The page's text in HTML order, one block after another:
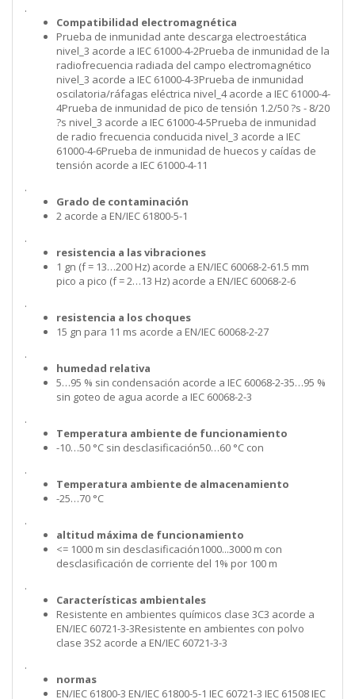
.
Compatibilidad electromagnética
Prueba de inmunidad ante descarga electroestática
nivel_3 acorde a IEC 61000-4-2Prueba de inmunidad de la
radiofrecuencia radiada del campo electromagnético
nivel_3 acorde a IEC 61000-4-3Prueba de inmunidad
oscilatoria/ráfagas eléctrica nivel_4 acorde a IEC 61000-4-
4Prueba de inmunidad de pico de tensión 1.2/50 ?s - 8/20
?s nivel_3 acorde a IEC 61000-4-5Prueba de inmunidad
de radio frecuencia conducida nivel_3 acorde a IEC
61000-4-6Prueba de inmunidad de huecos y caídas de
tensión acorde a IEC 61000-4-11
.
Grado de contaminación
2 acorde a EN/IEC 61800-5-1
.
resistencia a las vibraciones
1 gn (f = 13…200 Hz) acorde a EN/IEC 60068-2-61.5 mm
pico a pico (f = 2…13 Hz) acorde a EN/IEC 60068-2-6
.
resistencia a los choques
15 gn para 11 ms acorde a EN/IEC 60068-2-27
.
humedad relativa
5…95 % sin condensación acorde a IEC 60068-2-35…95 %
sin goteo de agua acorde a IEC 60068-2-3
.
Temperatura ambiente de funcionamiento
-10…50 °C sin desclasificación50…60 °C con
.
Temperatura ambiente de almacenamiento
-25…70 °C
.
altitud máxima de funcionamiento
<= 1000 m sin desclasificación1000...3000 m con
desclasificación de corriente del 1% por 100 m
.
Características ambientales
Resistente en ambientes químicos clase 3C3 acorde a
EN/IEC 60721-3-3Resistente en ambientes con polvo
clase 3S2 acorde a EN/IEC 60721-3-3
.
normas
EN/IEC 61800-3 EN/IEC 61800-5-1 IEC 60721-3 IEC 61508 IEC